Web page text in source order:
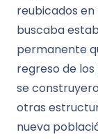
reubicados en
buscaba
permanente
regreso de
se
otras
nueva